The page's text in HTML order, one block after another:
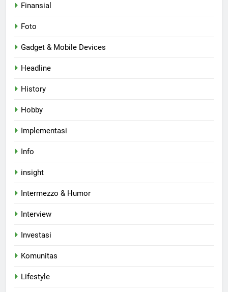
Finansial
Foto
Gadget & Mobile Devices
Headline
History
Hobby
Implementasi
Info
insight
Intermezzo & Humor
Interview
Investasi
Komunitas
Lifestyle